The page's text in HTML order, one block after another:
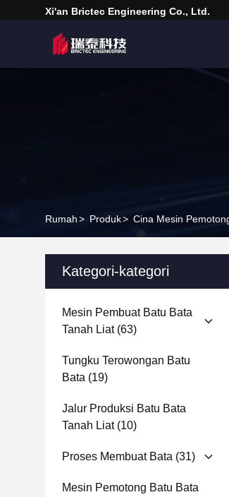
Xi'an Brictec Engineering Co., Ltd.
Rumah> Produk> Cina Mesin
Kategori-kategori
Mesin Pembuat Batu Bata
Tanah Liat(63)
Tungku Terowongan Batu
Bata (19)
Jalur Produksi Batu Bata
Tanah Liat(10)
Proses Membuat Bata (31)
Mesin Pemotong Batu Bata